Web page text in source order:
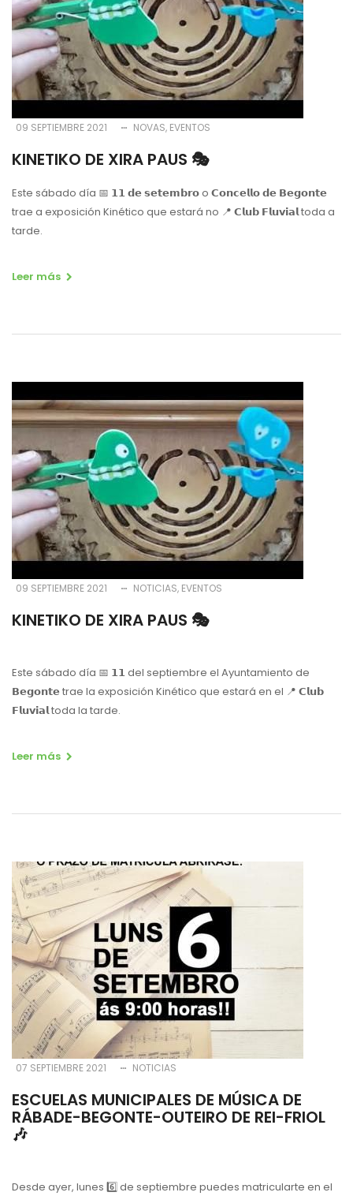
09 SEPTIEMBRE 2021 NOVAS EVENTOS
KINETIKO DE XIRA PAUS 🎭
Este sábado día 📅 𝟭𝟭 𝗱𝗲 𝘀𝗲𝘁𝗲𝗺𝗯𝗿𝗼 o 𝗖𝗼𝗻𝗰𝗲𝗹𝗹𝗼 𝗱𝗲 𝗕𝗲𝗴𝗼𝗻𝘁𝗲
trae a exposición Kinético que estará no 📍 𝗖𝗹𝘂𝗯 𝗙𝗹𝘂𝘃𝗶𝗮𝗹 toda a
tarde.
Leer más
09 SEPTIEMBRE 2021 NOTICIAS EVENTOS
KINETIKO DE XIRA PAUS 🎭
Este sábado día 📅 𝟭𝟭 del septiembre el Ayuntamiento de
𝗕𝗲𝗴𝗼𝗻𝘁𝗲 trae la exposición Kinético que estará en el 📍 𝗖𝗹𝘂𝗯
𝗙𝗹𝘂𝘃𝗶𝗮𝗹 toda la tarde.
Leer más
07 SEPTIEMBRE 2021 NOTICIAS
ESCUELAS MUNICIPALES DE MÚSICA DE
RÁBADE-BEGONTE-OUTEIRO DE REI-FRIOL
🎶
Desde ayer, lunes 6️⃣ de septiembre puedes matricularte en el